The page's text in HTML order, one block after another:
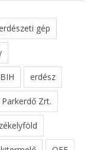
gép
erdész
Parkerdő Zrt.